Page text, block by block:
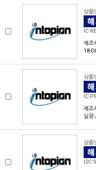
상품
IC
제조
18-
상품
IC
제조
실장
상품
I2C